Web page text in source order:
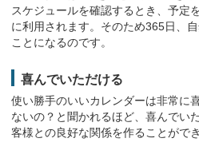
大阪府
HA-999 カラフルデスク
50冊 20,150円
8月4日
静岡県
PR-501 コットン文字月表
230冊 101,311円
スケジュールを確認するとき、予定
に利用されます。そのため365日、
ことになるのです。
喜んでいただける
使い勝手のいいカレンダーは非常に
ないの？と聞かれるほど、喜んでい
客様との良好な関係を作ることができ